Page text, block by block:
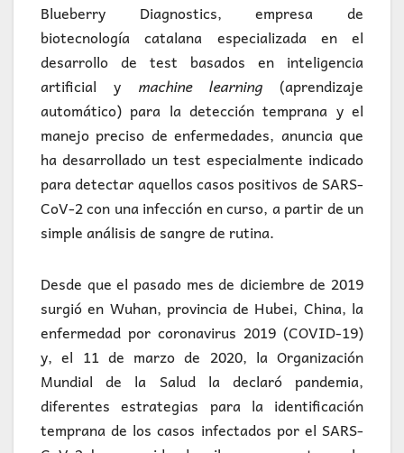
Blueberry Diagnostics, empresa de
biotecnología catalana especializada en el
desarrollo de test basados en inteligencia
artificial y machine learning (aprendizaje
automático) para la detección temprana y el
manejo preciso de enfermedades, anuncia que
ha desarrollado un test especialmente indicado
para detectar aquellos casos positivos de SARS-
CoV-2 con una infección en curso, a partir de un
simple análisis de sangre de rutina.
Desde que el pasado mes de diciembre de 2019
surgió en Wuhan, provincia de Hubei, China, la
enfermedad por coronavirus 2019 (COVID-19)
y, el 11 de marzo de 2020, la Organización
Mundial de la Salud la declaró pandemia,
diferentes estrategias para la identificación
temprana de los casos infectados por el SARS-